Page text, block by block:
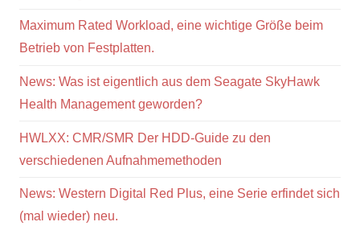
Maximum Rated Workload, eine wichtige Größe beim
Betrieb von Festplatten.
News: Was ist eigentlich aus dem Seagate SkyHawk
Health Management geworden?
HWLXX: CMR/SMR Der HDD-Guide zu den
verschiedenen Aufnahmemethoden
News: Western Digital Red Plus, eine Serie erfindet sich
(mal wieder) neu.